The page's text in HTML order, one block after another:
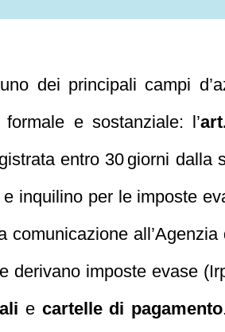
dei principali campi
e sostanziale: l’
entro 30 giorni dalla
inquilino per le imposte
derivano imposte evase
e cartelle di pagamento